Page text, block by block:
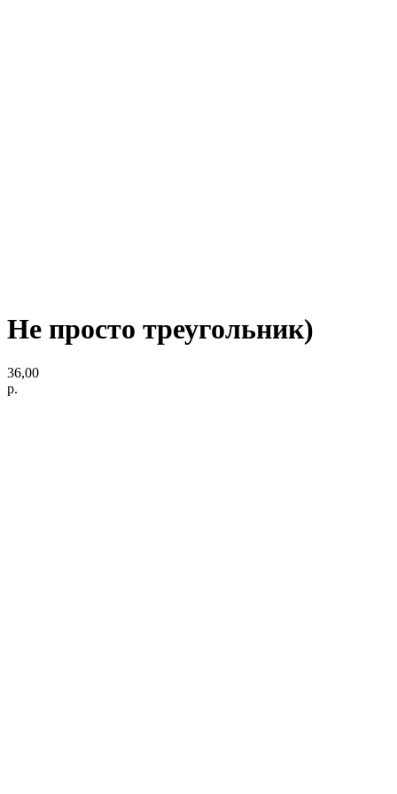
Не просто треугольник)
36,00
р.